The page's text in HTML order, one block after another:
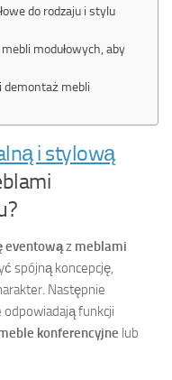
do rodzaju i stylu
modułowych, aby
demontaż mebli
i stylową
eventowąz meblami
spójną koncepcję,
Następnie
funkcji
konferencyjne lub